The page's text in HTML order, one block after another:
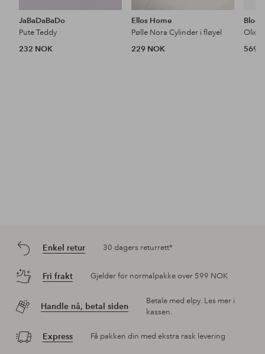
JaBaDaBaDo
Pute Teddy
232 NOK
Ellos Home
Pølle Nora Cylinder i fløyel
229 NOK
569
Enkel retur 30 dagers returrett*
Fri frakt Gjelder for normalpakke over 599 NOK
Handle nå, betal siden
Betale med elpy. Les mer i
kassen.
Express Få pakken din med ekstra rask levering